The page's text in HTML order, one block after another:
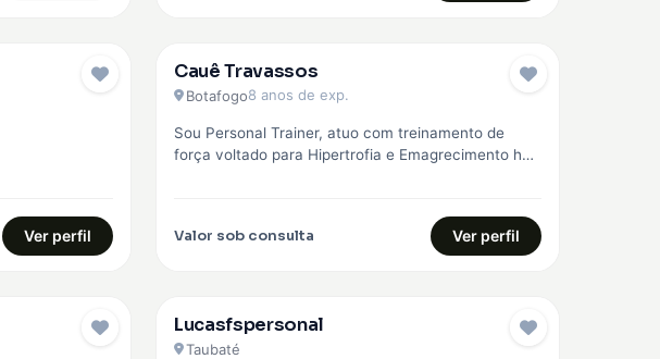
Ver perfil
EMBAIXADOR
Cauê Travassos
Botafogo8 anos de exp.
Sou Personal Trainer, atuo com treinamento de
força voltado para Hipertrofia e Emagrecimento há
Valor sob consulta Ver perfil
Lucasfspersonal
Taubaté